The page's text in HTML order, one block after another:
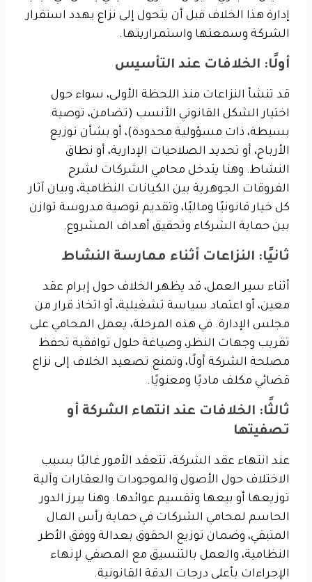
إدارة هذا الخلاف قبل أن يتحول إلى نزاع يهدد استقرار
الشركة وسمعتها واستمراريتها.
أولًا: الخلافات عند التأسيس
قد تنشأ النزاعات منذ اللحظة الأولى، سواء حول
اختيار الشكل القانوني الأنسب (تضامن، توصية
بسيطة، ذات مسؤولية محدودة)، أو بشأن توزيع
الأرباح، أو تحديد الصلاحيات الإدارية، أو نطاق
النشاط. وهنا يتدخل محامي الشركات لشرح
الفروقات الجوهرية بين الكيانات النظامية، وبيان آثار
كل خيار قانونيًا وماليًا، وتقديم توصية مدروسة توازن
بين حماية الشركاء وتحقيق أهداف المشروع.
ثانيًا: النزاعات أثناء ممارسة النشاط
أثناء سير العمل، قد يظهر الخلاف حول إبرام عقد
معين، أو اعتماد سياسة تشغيلية، أو اتخاذ قرار من
مجلس الإدارة. في هذه المرحلة، يعمل المحامي على
تقريب وجهات النظر، وصياغة حلول توافقية تحفظ
مصلحة الشركة أولًا، وتمنع تصعيد الخلاف إلى نزاع
قضائي مكلف ماديًا ومعنويًا.
ثالثًا: الخلافات عند انتهاء الشركة أو
تصفيتها
عند انتهاء عقد الشركة، تتعقد الأمور غالبًا بسبب
الاختلاف حول الأصول والموجودات والعقارات وآلية
توزيعها أو بيعها وتقسيم عوائدها. وهنا يبرز الدور
الحاسم لمحامي الشركات في حماية رأس المال
المتبقي، وضمان توزيع الحقوق بعدالة ووفق الأطر
النظامية، والعمل بالتنسيق مع المصفي لإنهاء
الإجراءات بأعلى درجات الدقة القانونية.